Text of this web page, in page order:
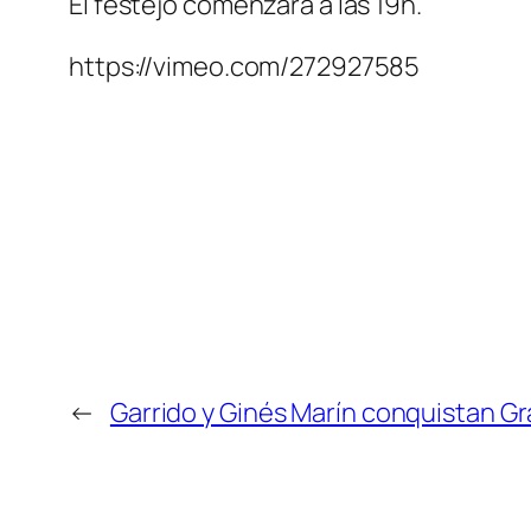
https://vimeo.com/272927585
← Garrido y Ginés Marín conquistan